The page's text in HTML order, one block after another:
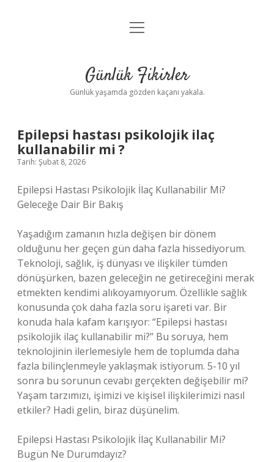
Anasayfa
Yasal Uyarı
menüyü
Günlük Fikirler
Günlük yaşamda gözden kaçanı yakala.
Epilepsi hastası psikolojik ilaç
kullanabilir mi ?
Tarih: Şubat 8, 2026
Epilepsi Hastası Psikolojik İlaç Kullanabilir Mi?
Geleceğe Dair Bir Bakış
Yaşadığım zamanın hızla değişen bir dönem
olduğunu her geçen gün daha fazla hissediyorum.
Teknoloji, sağlık, iş dünyası ve ilişkiler tümden
dönüşürken, bazen geleceğin ne getireceğini merak
etmekten kendimi alıkoyamıyorum. Özellikle sağlık
konusunda çok daha fazla soru işareti var. Bir
konuda hala kafam karışıyor: “Epilepsi hastası
psikolojik ilaç kullanabilir mi?” Bu soruya, hem
teknolojinin ilerlemesiyle hem de toplumda daha
fazla bilinçlenmeyle yaklaşmak istiyorum. 5-10 yıl
sonra bu sorunun cevabı gerçekten değişebilir mi?
Yaşam tarzımızı, işimizi ve kişisel ilişkilerimizi nasıl
etkiler? Hadi gelin, biraz düşünelim.
Epilepsi Hastası Psikolojik İlaç Kullanabilir Mi?
Bugün Ne Durumdayız?